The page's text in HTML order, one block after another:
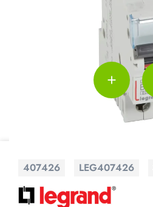
407426 LEG407426
add